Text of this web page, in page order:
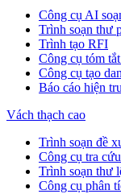
Công cụ AI
Trình soạn thư
Trình tạo RFI
Công cụ tóm
Công cụ tạo
Báo cáo hiện
Vách thạch cao
Trình soạn đề
Công cụ tra
Trình soạn thư
Công cụ phân